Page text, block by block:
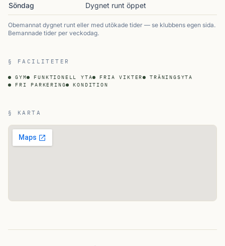
Söndag Dygnet runt öppet
Obemannat dygnet runt eller med utökade tider — se klubbens egen sida.
Bemannade tider per veckodag.
§ FACILITETER
GYM FUNKTIONELL YTA FRIA VIKTER
TRÄNINGSYTA
FRI PARKERING
KONDITION
§ KARTA